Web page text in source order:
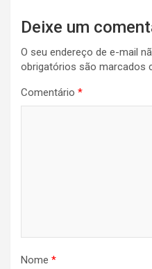
Deixe um
O seu endereço de e-mail
obrigatórios são marcados
Comentário *
Nome *